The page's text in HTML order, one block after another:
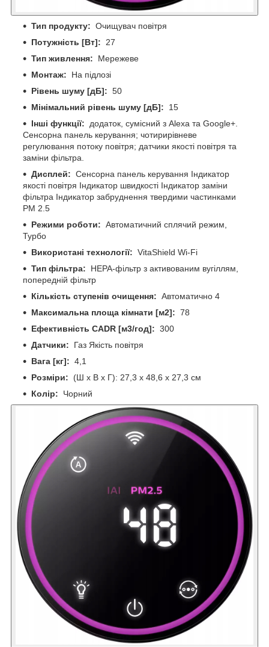
Тип продукту: Очищувач повітря
Потужність [Вт]: 27
Тип живлення: Мережеве
Монтаж: На підлозі
Рівень шуму [дБ]: 50
Мінімальний рівень шуму [дБ]: 15
Інші функції: додаток, сумісний з Alexa та Google+.
Сенсорна панель керування; чотирирівневе
регулювання потоку повітря; датчики якості повітря та
заміни фільтра.
Дисплей: Сенсорна панель керування Індикатор
якості повітря Індикатор швидкості Індикатор заміни
фільтра Індикатор забруднення твердими частинками
PM 2.5
Режими роботи: Автоматичний сплячий режим,
Турбо
Використані технології: VitaShield Wi-Fi
Тип фільтра: HEPA-фільтр з активованим вугіллям,
попередній фільтр
Кількість ступенів очищення: Автоматично 4
Максимальна площа кімнати [м2]: 78
Ефективність CADR [м3/год]: 300
Датчики: Газ Якість повітря
Вага [кг]: 4,1
Розміри: (Ш x В x Г): 27,3 x 48,6 x 27,3 см
Колір: Чорний